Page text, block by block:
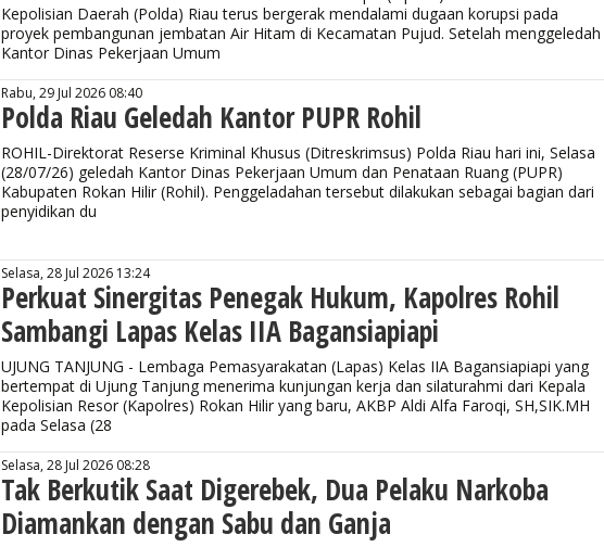
Kepolisian Daerah (Polda) Riau terus bergerak mendalami dugaan korupsi pada
proyek pembangunan jembatan Air Hitam di Kecamatan Pujud. Setelah menggeledah
Kantor Dinas Pekerjaan Umum
Rabu, 29 Jul 2026 08:40
Polda Riau Geledah Kantor PUPR Rohil
ROHIL-Direktorat Reserse Kriminal Khusus (Ditreskrimsus) Polda Riau hari ini, Selasa
(28/07/26) geledah Kantor Dinas Pekerjaan Umum dan Penataan Ruang (PUPR)
Kabupaten Rokan Hilir (Rohil). Penggeladahan tersebut dilakukan sebagai bagian dari
penyidikan du
Selasa, 28 Jul 2026 13:24
Perkuat Sinergitas Penegak Hukum, Kapolres Rohil
Sambangi Lapas Kelas IIA Bagansiapiapi
UJUNG TANJUNG - Lembaga Pemasyarakatan (Lapas) Kelas IIA Bagansiapiapi yang
bertempat di Ujung Tanjung menerima kunjungan kerja dan silaturahmi dari Kepala
Kepolisian Resor (Kapolres) Rokan Hilir yang baru, AKBP Aldi Alfa Faroqi, SH,SIK.MH
pada Selasa (28
Selasa, 28 Jul 2026 08:28
Tak Berkutik Saat Digerebek, Dua Pelaku Narkoba
Diamankan dengan Sabu dan Ganja